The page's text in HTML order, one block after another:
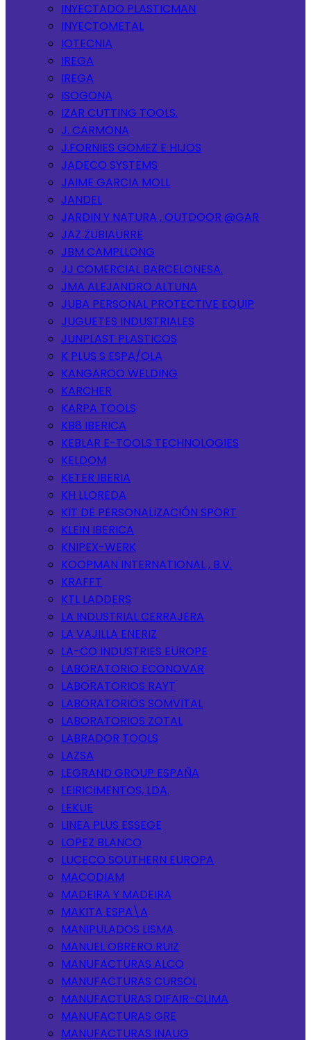
INYECTADO PLASTICMAN
INYECTOMETAL
IOTECNIA
IREGA
IREGA
ISOGONA
IZAR CUTTING TOOLS.
J. CARMONA
J.FORNIES GOMEZ E HIJOS
JADECO SYSTEMS
JAIME GARCIA MOLL
JANDEL
JARDIN Y NATURA , OUTDOOR @GAR
JAZ ZUBIAURRE
JBM CAMPLLONG
JJ COMERCIAL BARCELONESA.
JMA ALEJANDRO ALTUNA
JUBA PERSONAL PROTECTIVE EQUIP
JUGUETES INDUSTRIALES
JUNPLAST PLASTICOS
K PLUS S ESPA/OLA
KANGAROO WELDING
KARCHER
KARPA TOOLS
KB8 IBERICA
KEBLAR E-TOOLS TECHNOLOGIES
KELDOM
KETER IBERIA
KH LLOREDA
KIT DE PERSONALIZACIÓN SPORT
KLEIN IBERICA
KNIPEX-WERK
KOOPMAN INTERNATIONAL , B.V.
KRAFFT
KTL LADDERS
LA INDUSTRIAL CERRAJERA
LA VAJILLA ENERIZ
LA-CO INDUSTRIES EUROPE
LABORATORIO ECONOVAR
LABORATORIOS RAYT
LABORATORIOS SOMVITAL
LABORATORIOS ZOTAL
LABRADOR TOOLS
LAZSA
LEGRAND GROUP ESPAÑA
LEIRICIMENTOS, LDA.
LEKUE
LINEA PLUS ESSEGE
LOPEZ BLANCO
LUCECO SOUTHERN EUROPA
MACODIAM
MADEIRA Y MADEIRA
MAKITA ESPA\A
MANIPULADOS LISMA
MANUEL OBRERO RUIZ
MANUFACTURAS ALCO
MANUFACTURAS CURSOL
MANUFACTURAS DIFAIR-CLIMA
MANUFACTURAS GRE
MANUFACTURAS INAUG